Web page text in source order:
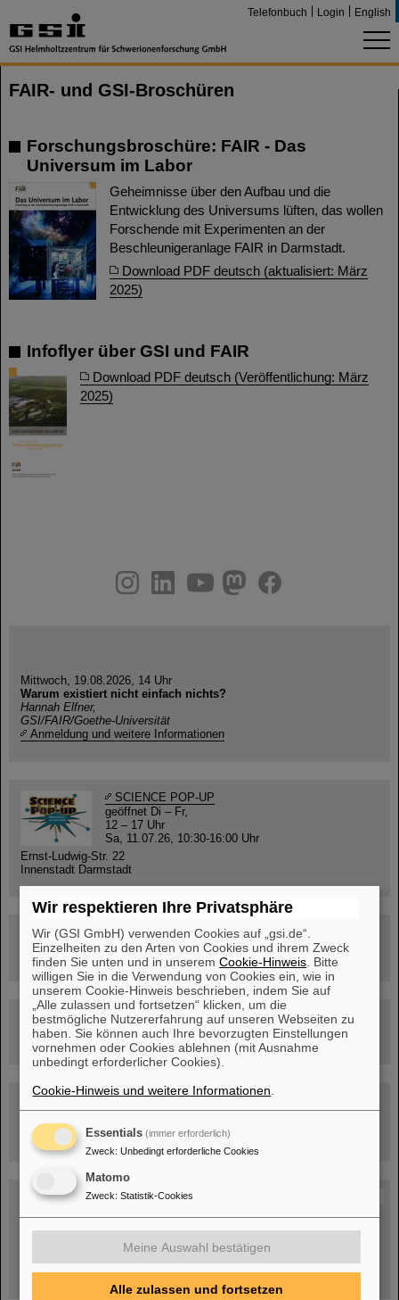
Telefonbuch Login English
FAIR- und GSI-Broschüren
Forschungsbroschüre: FAIR - Das
Universum im Labor
Geheimnisse über den Aufbau und die
Entwicklung des Universums lüften, das wollen
Forschende mit Experimenten an der
Beschleunigeranlage FAIR in Darmstadt.
Download PDF deutsch (aktualisiert: März
2025)
Infoflyer über GSI und FAIR
Download PDF deutsch (Veröffentlichung: März
2025)
youtube
helmholtz.social
facebook
Mittwoch, 19.08.2026, 14 Uhr
Warum existiert nicht einfach nichts?
Hannah Elfner,
GSI/FAIR/Goethe-Universität
Anmeldung und weitere Informationen
SCIENCE POP-UP
geöffnet Di – Fr,
12 – 17 Uhr
Sa, 11.07.26, 10:30-16:00 Uhr
Ernst-Ludwig-Str. 22
Innenstadt Darmstadt
FAIR-Trailer: Der Weg der Teilchen durch die
Beschleunigeranlage
Rundflug über die FAIR-Baustelle
Besichtigung von GSI/FAIR –
jetzt Termin buchen!
Blog Beam On
Menschen...hinter GSI und FAIR.
Wir respektieren Ihre Privatsphäre
Wir (GSI GmbH) verwenden Cookies auf „gsi.de“.
Einzelheiten zu den Arten von Cookies und ihrem Zweck
finden Sie unten und in unseremCookie-Hinweis . Bitte
willigen Sie in die Verwendung von Cookies ein, wie in
unserem Cookie-Hinweis beschrieben, indem Sie auf
„Alle zulassen und fortsetzen“ klicken, um die
bestmögliche Nutzererfahrung auf unseren Webseiten zu
haben. Sie können auch Ihre bevorzugten Einstellungen
vornehmen oder Cookies ablehnen (mit Ausnahme
unbedingt erforderlicher Cookies).
Cookie-Hinweis und weitere Informationen
Essentials (immer erforderlich)
Zweck: Unbedingt erforderliche Cookies
Matomo
Zweck: Statistik-Cookies
Meine Auswahl bestätigen
Alle zulassen und fortsetzen